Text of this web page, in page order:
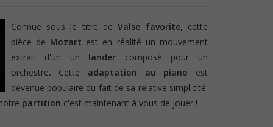
Connue sous le titre deValse favorite, cette
pièce de Mozart est en réalité un mouvement
extrait d'un un länder composé pour un
orchestre. Cette adaptation au piano est
devenue populaire du fait de sa relative simplicité.
partition c'est maintenant à vous de jouer !